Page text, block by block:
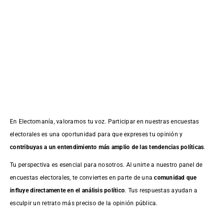
En Electomanía, valoramos tu voz. Participar en nuestras encuestas
electorales es una oportunidad para que expreses tu opinión y
contribuyas a un entendimiento más amplio de las tendencias políticas.
Tu perspectiva es esencial para nosotros. Al unirte a nuestro panel de
encuestas electorales, te conviertes en parte de unacomunidad que
influye directamente en el análisis político. Tus respuestas ayudan a
esculpir un retrato más preciso de la opinión pública.